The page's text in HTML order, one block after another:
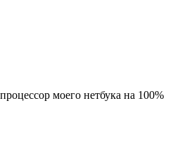
моего нетбука на 100%